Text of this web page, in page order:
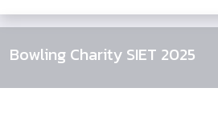
Bowling Charity SIET 2025